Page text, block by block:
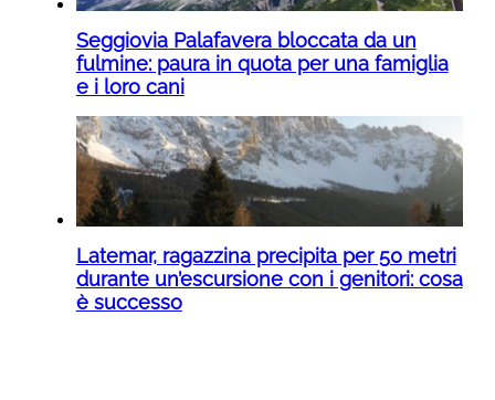
Seggiovia Palafavera bloccata da un
fulmine: paura in quota per una famiglia
e i loro cani
Latemar, ragazzina precipita per 50 metri
durante un’escursione con i genitori: cosa
è successo